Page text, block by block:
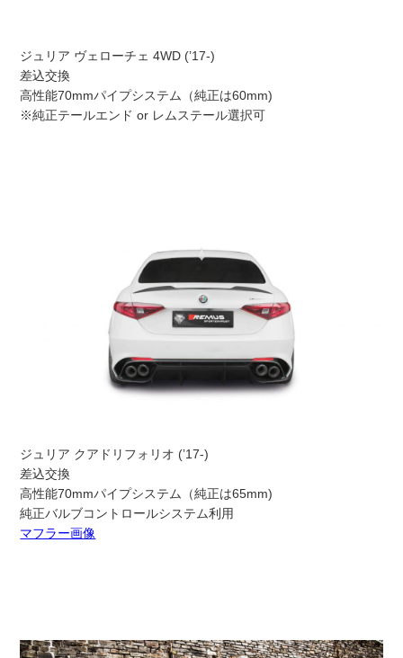
ジュリア ヴェローチェ 4WD (’17-)
差込交換
高性能70mmパイプシステム（純正は60mm)
※純正テールエンド or レムステール選択可
ジュリア クアドリフォリオ (’17-)
差込交換
高性能70mmパイプシステム（純正は65mm)
純正バルブコントロールシステム利用
マフラー画像